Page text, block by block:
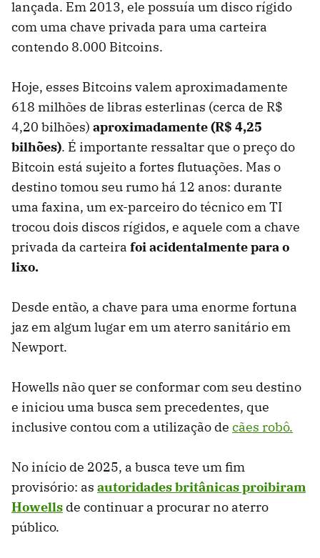
lançada. Em 2013, ele possuía um disco rígido
com uma chave privada para uma carteira
contendo 8.000 Bitcoins.
Hoje, esses Bitcoins valem aproximadamente
618 milhões de libras esterlinas (cerca de R$
4,20 bilhões) aproximadamente (R$ 4,25
bilhões). É importante ressaltar que o preço do
Bitcoin está sujeito a fortes flutuações. Mas o
destino tomou seu rumo há 12 anos: durante
uma faxina, um ex-parceiro do técnico em TI
trocou dois discos rígidos, e aquele com a chave
privada da carteira foi acidentalmente para o
lixo.
Desde então, a chave para uma enorme fortuna
jaz em algum lugar em um aterro sanitário em
Newport.
Howells não quer se conformar com seu destino
e iniciou uma busca sem precedentes, que
inclusive contou com a utilização de cães robô.
No início de 2025, a busca teve um fim
provisório: as autoridades britânicas proibiram
Howells de continuar a procurar no aterro
público.